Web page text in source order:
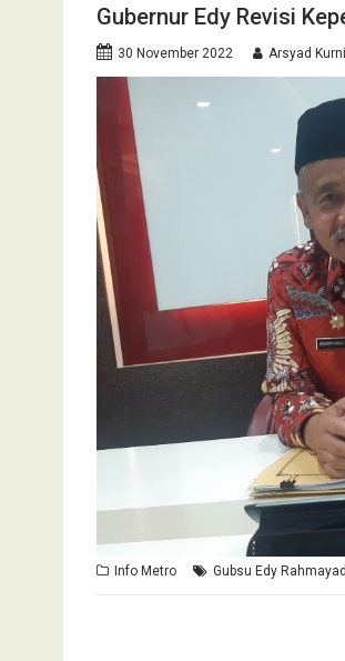
Gubernur Edy Revisi
30 November 2022 Arsyad
Info Metro Gubsu Edy